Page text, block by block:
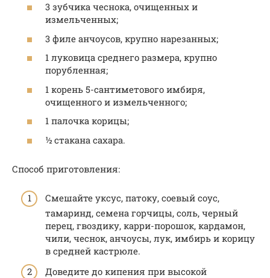
3 зубчика чеснока, очищенных и
измельченных;
3 филе анчоусов, крупно нарезанных;
1 луковица среднего размера, крупно
порубленная;
1 корень 5-сантиметового имбиря,
очищенного и измельченного;
1 палочка корицы;
½ стакана сахара.
Способ приготовления:
Смешайте уксус, патоку, соевый соус,
тамаринд, семена горчицы, соль, черный
перец, гвоздику, карри-порошок, кардамон,
чили, чеснок, анчоусы, лук, имбирь и корицу
в средней кастрюле.
Доведите до кипения при высокой